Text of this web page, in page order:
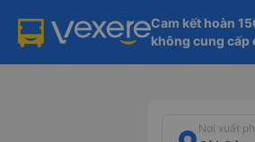
Cam kết hoàn
không cung cấp
Nơi xuất